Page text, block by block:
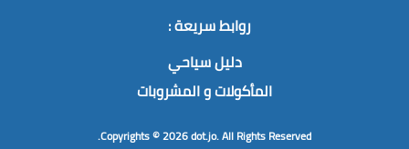
روابط سريعة :
دليل سياحي
المأكولات و المشروبات
Copyrights © 2026dot.jo.All Rights Reserved.